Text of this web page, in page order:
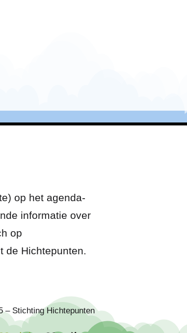
op het agenda-
informatie over
op
de Hichtepunten.
– Stichting Hichtepunten